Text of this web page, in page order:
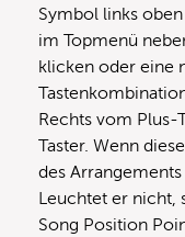
Symbol links
im Topmenü
klicken oder eine
Rechts vom Plus-
Taster. Wenn
des
Leuchtet er nicht,
Song Position